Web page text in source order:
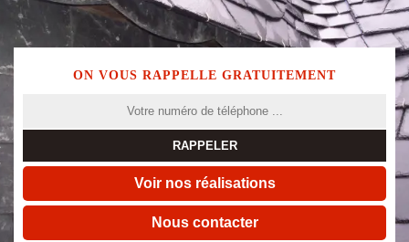
ON VOUS RAPPELLE GRATUITEMENT
Voir nos réalisations
Nous contacter